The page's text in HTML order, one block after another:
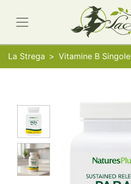
La Strega Vitamine B Singole